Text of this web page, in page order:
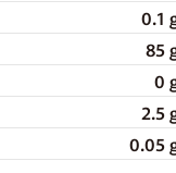
0.1
85
0
2.5
0.05